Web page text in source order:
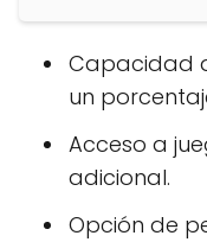
Capacidad
un
Acceso a
adicional.
Opción de